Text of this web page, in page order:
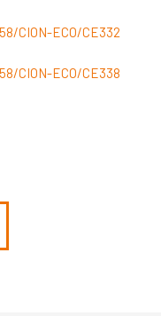
CION-ECO/CE332
CION-ECO/CE338